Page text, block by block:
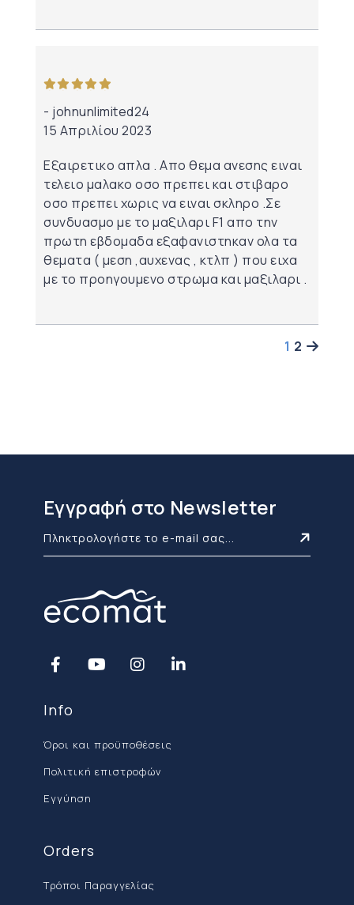
johnunlimited24
15 Απριλίου 2023
Εξαιρετικο απλα . Απο θεμα ανεσης ειναι
τελειο μαλακο οσο πρεπει και στιβαρο
οσο πρεπει χωρις να ειναι σκληρο .Σε
συνδυασμο με το μαξιλαρι F1 απο την
πρωτη εβδομαδα εξαφανιστηκαν ολα τα
θεματα ( μεση ,αυχενας , κτλπ ) που ειχα
με το προηγουμενο στρωμα και μαξιλαρι .
1 2
Εγγραφή στο Newsletter
Info
Όροι και προϋποθέσεις
Πολιτική επιστροφών
Εγγύηση
Orders
Τρόποι Παραγγελίας